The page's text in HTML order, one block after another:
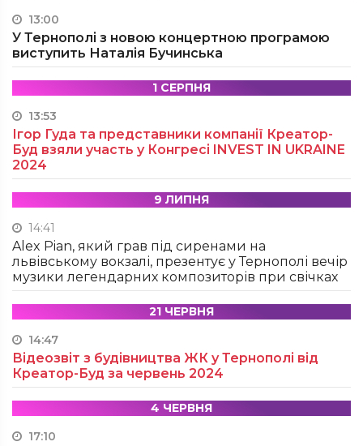
13:00
У Тернополі з новою концертною програмою
виступить Наталія Бучинська
1 СЕРПНЯ
13:53
Ігор Гуда та представники компанії Креатор-
Буд взяли участь у Конгресі INVEST IN UKRAINE
2024
9 ЛИПНЯ
14:41
Alex Pian, який грав під сиренами на
львівському вокзалі, презентує у Тернополі вечір
музики легендарних композиторів при свічках
21 ЧЕРВНЯ
14:47
Відеозвіт з будівництва ЖК у Тернополі від
Креатор-Буд за червень 2024
4 ЧЕРВНЯ
17:10